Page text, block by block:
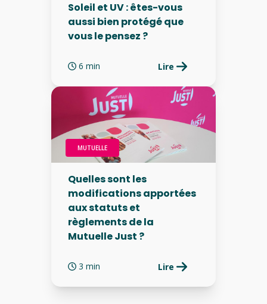
Soleil et UV : êtes-vous
aussi bien protégé que
vous le pensez ?
6 min Lire
MUTUELLE
Quelles sont les
modifications apportées
aux statuts et
règlements de la
Mutuelle Just ?
3 min Lire